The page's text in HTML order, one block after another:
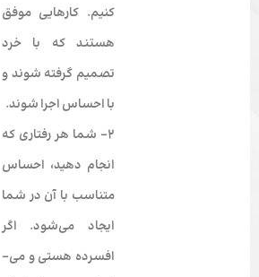
کنیم. کارهایی موفق
هستند که با خرد
تصمیم گرفته شوند و
با احساس اجرا شوند.
2- شما هر رفتاری که
انجام دهید، احساس
متناسب با آن در شما
ایجاد می‌شود. اگر
افسرده هستی و می‌­